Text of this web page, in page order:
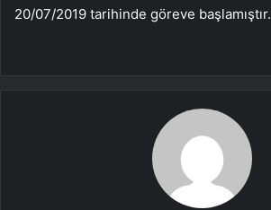
20/07/2019 tarihinde göreve başlamıştır.